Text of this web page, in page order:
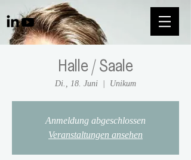
Halle / Saale
Di., 18. Juni Unikum
Anmeldung abgeschlossen
Veranstaltungen ansehen